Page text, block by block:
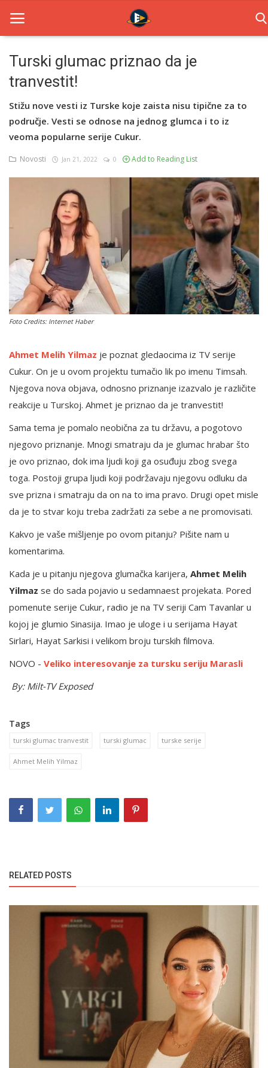
Home
Novosti
TV Serije
Filmovi
Register
English
Turski glumac priznao da je
tranvestit!
Stižu nove vesti iz Turske koje zaista nisu tipične za to
područje. Vesti se odnose na jednog glumca i to iz
veoma popularne serije Cukur.
Novosti Jan 21, 2022 0 Add to Reading List
Foto Credits: Internet Haber
Ahmet Melih Yilmaz je poznat gledaocima iz TV serije
Cukur. On je u ovom projektu tumačio lik po imenu Timsah.
Njegova nova objava, odnosno priznanje izazvalo je različite
reakcije u Turskoj. Ahmet je priznao da je tranvestit!
Sama tema je pomalo neobična za tu državu, a pogotovo
njegovo priznanje. Mnogi smatraju da je glumac hrabar što
je ovo priznao, dok ima ljudi koji ga osuđuju zbog svega
toga. Postoji grupa ljudi koji podržavaju njegovu odluku da
sve prizna i smatraju da on na to ima pravo. Drugi opet misle
da je to stvar koju treba zadržati za sebe a ne promovisati.
Kakvo je vaše mišljenje po ovom pitanju? Pišite nam u
komentarima.
Kada je u pitanju njegova glumačka karijera, Ahmet Melih
Yilmaz se do sada pojavio u sedamnaest projekata. Pored
pomenute serije Cukur, radio je na TV seriji Cam Tavanlar u
kojoj je glumio Sinasija. Imao je uloge i u serijama Hayat
Sirlari, Hayat Sarkisi i velikom broju turskih filmova.
NOVO - Veliko interesovanje za tursku seriju Marasli
By: Milt-TV Exposed
Tags
turski glumac tranvestit turski glumac turske serije
Ahmet Melih Yilmaz
RELATED POSTS